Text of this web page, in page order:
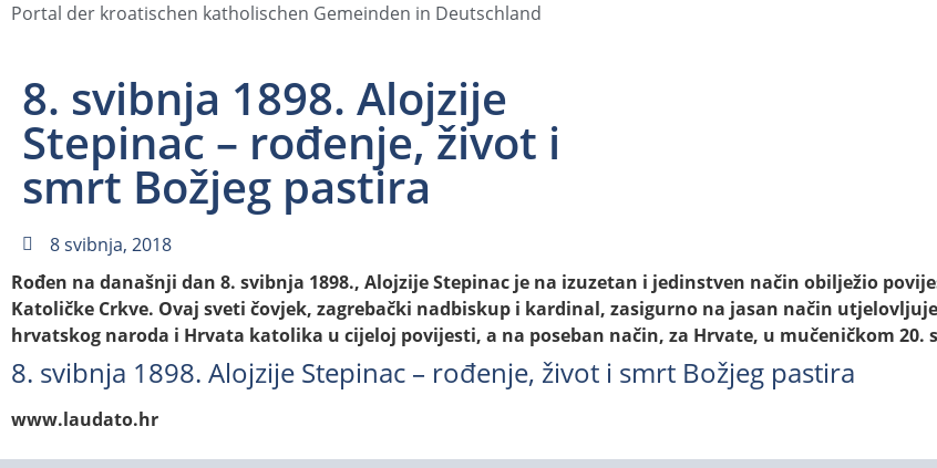
Portal der kroatischen katholischen Gemeinden in Deutschland
8. svibnja 1898. Alojzije
Stepinac – rođenje, život i
smrt Božjeg pastira
8 svibnja, 2018
Rođen na današnji dan 8. svibnja 1898., Alojzije Stepinac je na izuzetan i jedinstven način obilježio
Katoličke Crkve. Ovaj sveti čovjek, zagrebački nadbiskup i kardinal, zasigurno na jasan način
hrvatskog naroda i Hrvata katolika u cijeloj povijesti, a na poseban način, za Hrvate, u mučeničkom 20.
8. svibnja 1898. Alojzije Stepinac – rođenje, život i smrt Božjeg pastira
www.laudato.hr